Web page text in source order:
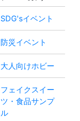
SDG'sイベント
防災イベント
大人向けホビー
フェイクスイー
ツ・食品サンプ
ル